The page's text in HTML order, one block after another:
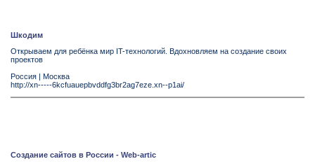
Шкодим
Открываем для ребёнка мир IT-технологий. Вдохновляем на создание своих
проектов
Россия | Москва
http://xn-----6kcfuauepbvddfg3br2ag7eze.xn--p1ai/
Создание сайтов в России - Web-artic